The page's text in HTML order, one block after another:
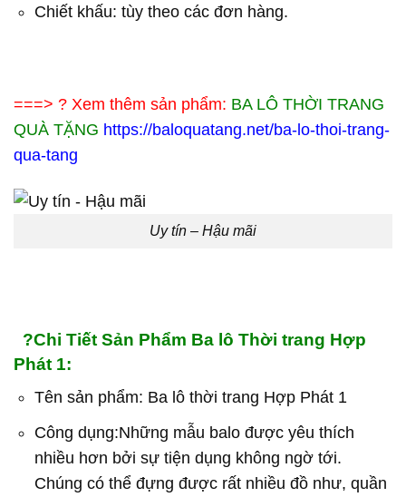
Chiết khấu: tùy theo các đơn hàng.
===> ? Xem thêm sản phẩm: BA LÔ THỜI TRANG
QUÀ TẶNG https://baloquatang.net/ba-lo-thoi-trang-
qua-tang
Uy tín – Hậu mãi
?Chi Tiết Sản Phẩm Ba lô Thời trang Hợp
Phát 1:
Tên sản phẩm: Ba lô thời trang Hợp Phát 1
Công dụng:Những mẫu balo được yêu thích
nhiều hơn bởi sự tiện dụng không ngờ tới.
Chúng có thể đựng được rất nhiều đồ như, quần